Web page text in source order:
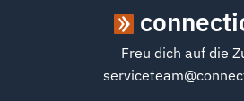
Freu dich auf die